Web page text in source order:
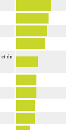
et du